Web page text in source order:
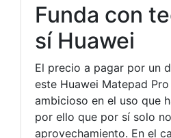
Funda con
sí Huawei
El precio a pagar por un
este Huawei Matepad
ambicioso en el uso que
por ello que por sí solo
aprovechamiento. En el